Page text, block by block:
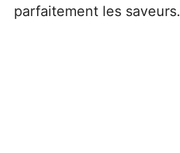
parfaitement les saveurs.